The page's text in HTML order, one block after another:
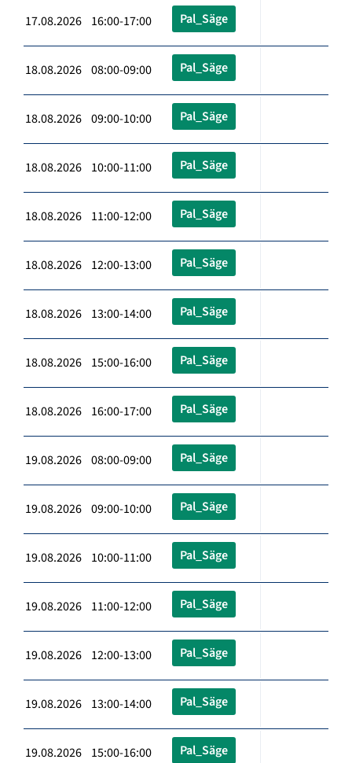
17.08.2026 16:00-17:00 Pal_Säge
18.08.2026 08:00-09:00 Pal_Säge
18.08.2026 09:00-10:00 Pal_Säge
18.08.2026 10:00-11:00 Pal_Säge
18.08.2026 11:00-12:00 Pal_Säge
18.08.2026 12:00-13:00 Pal_Säge
18.08.2026 13:00-14:00 Pal_Säge
18.08.2026 15:00-16:00 Pal_Säge
18.08.2026 16:00-17:00 Pal_Säge
19.08.2026 08:00-09:00 Pal_Säge
19.08.2026 09:00-10:00 Pal_Säge
19.08.2026 10:00-11:00 Pal_Säge
19.08.2026 11:00-12:00 Pal_Säge
19.08.2026 12:00-13:00 Pal_Säge
19.08.2026 13:00-14:00 Pal_Säge
19.08.2026 15:00-16:00 Pal_Säge